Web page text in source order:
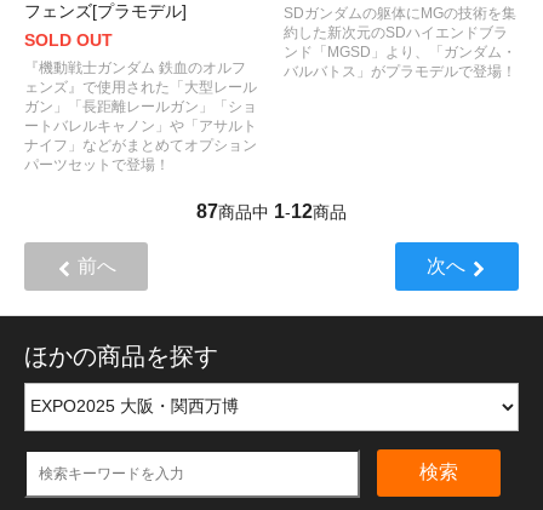
フェンズ[プラモデル]
SOLD OUT
『機動戦士ガンダム 鉄血のオルフ
ェンズ』で使用された「大型レール
ガン」「長距離レールガン」「ショ
ートバレルキャノン」や「アサルト
ナイフ」などがまとめてオプション
パーツセットで登場！
SDガンダムの躯体にMGの技術を集
約した新次元のSDハイエンドブラ
ンド「MGSD」より、「ガンダム・
バルバトス」がプラモデルで登場！
87商品中 1-12商品
前へ 次へ
ほかの商品を探す
検索